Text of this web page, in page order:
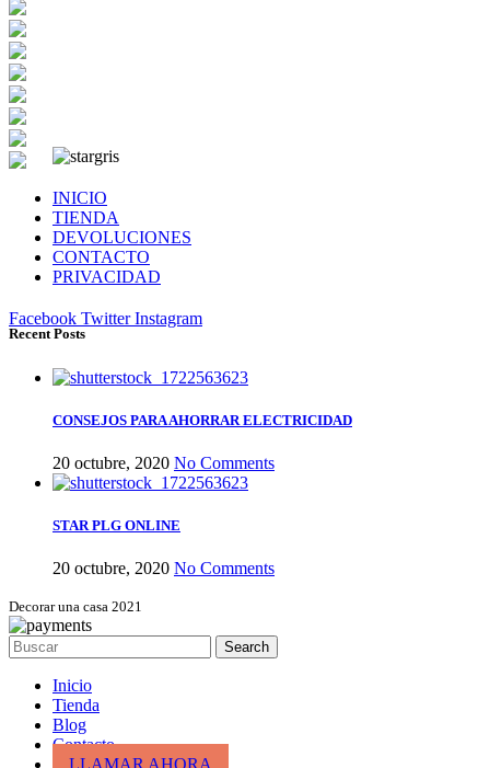
INICIO
TIENDA
DEVOLUCIONES
CONTACTO
PRIVACIDAD
Facebook Twitter Instagram
Recent Posts
CONSEJOS PARA AHORRAR ELECTRICIDAD
20 octubre, 2020 No Comments
STAR PLG ONLINE
20 octubre, 2020 No Comments
Decorar una casa 2021
Search
Inicio
Tienda
Blog
Contacto